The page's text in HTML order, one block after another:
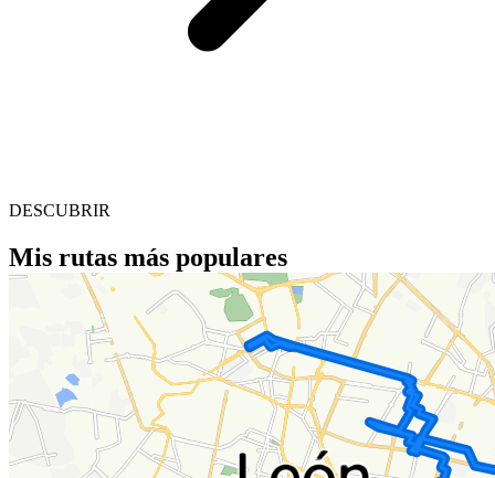
DESCUBRIR
Mis rutas más populares